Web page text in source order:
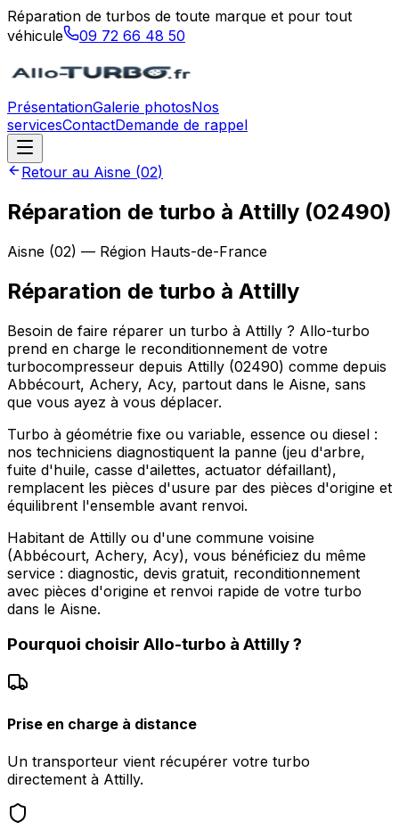
Réparation de turbos de toute marque et pour tout
véhicule
09 72 66 48 50
PrésentationGalerie photosNos
servicesContactDemande de rappel
Retour au Aisne (02)
Réparation de turbo à Attilly (02490)
Aisne (02) — Région Hauts-de-France
Réparation de turbo à Attilly
Besoin de faire réparer un turbo à Attilly ? Allo-turbo
prend en charge le reconditionnement de votre
turbocompresseur depuis Attilly (02490) comme depuis
Abbécourt, Achery, Acy, partout dans le Aisne, sans
que vous ayez à vous déplacer.
Turbo à géométrie fixe ou variable, essence ou diesel :
nos techniciens diagnostiquent la panne (jeu d'arbre,
fuite d'huile, casse d'ailettes, actuator défaillant),
remplacent les pièces d'usure par des pièces d'origine et
équilibrent l'ensemble avant renvoi.
Habitant de Attilly ou d'une commune voisine
(Abbécourt, Achery, Acy), vous bénéficiez du même
service : diagnostic, devis gratuit, reconditionnement
avec pièces d'origine et renvoi rapide de votre turbo
dans le Aisne.
Pourquoi choisir Allo-turbo à Attilly?
Prise en charge à distance
Un transporteur vient récupérer votre turbo
directement à Attilly.